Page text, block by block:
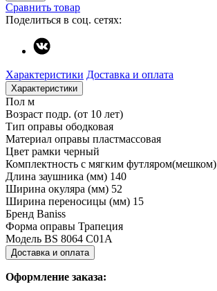
Сравнить товар
Поделиться в соц. сетях:
Характеристики Доставка и оплата
Характеристики
Пол м
Возраст подр. (от 10 лет)
Тип оправы ободковая
Материал оправы пластмассовая
Цвет рамки черный
Комплектность с мягким футляром(мешком)
Длина заушника (мм) 140
Ширина окуляра (мм) 52
Ширина переносицы (мм) 15
Бренд Baniss
Форма оправы Трапеция
Модель BS 8064 C01А
Доставка и оплата
Оформление заказа: